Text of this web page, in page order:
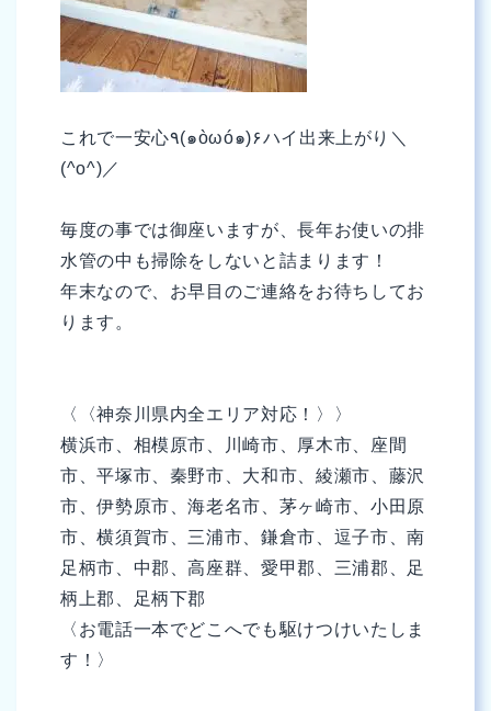
これで一安心٩(๑òωó๑)۶ハイ出来上がり＼
(^o^)／
毎度の事では御座いますが、長年お使いの排
水管の中も掃除をしないと詰まります！
年末なので、お早目のご連絡をお待ちしてお
ります。
〈〈神奈川県内全エリア対応！〉〉
横浜市、相模原市、川崎市、厚木市、座間
市、平塚市、秦野市、大和市、綾瀬市、藤沢
市、伊勢原市、海老名市、茅ヶ崎市、小田原
市、横須賀市、三浦市、鎌倉市、逗子市、南
足柄市、中郡、高座群、愛甲郡、三浦郡、足
柄上郡、足柄下郡
〈お電話一本でどこへでも駆けつけいたしま
す！〉